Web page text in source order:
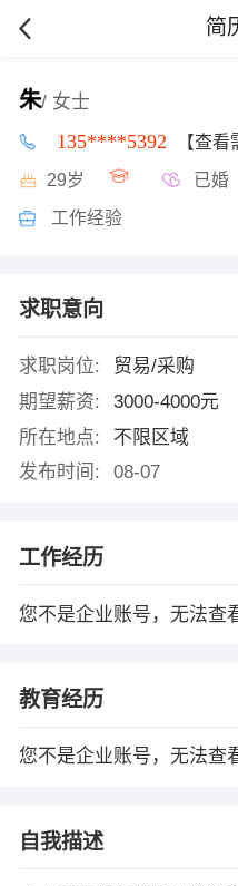
简
朱/ 女士
135****5392 【查看
29岁 已婚
工作经验
求职意向
求职岗位:
贸易/采购
期望薪资:
3000-4000元
所在地点:
不限区域
发布时间:
08-07
工作经历
您不是企业账号，无法查
教育经历
您不是企业账号，无法查
自我描述